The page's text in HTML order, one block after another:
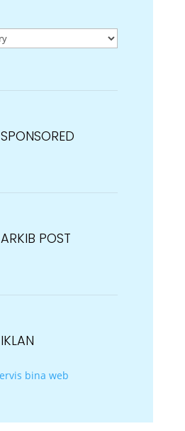
SPONSORED
ARKIB POST
IKLAN